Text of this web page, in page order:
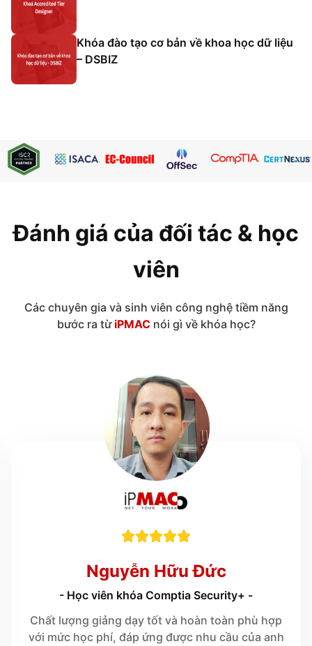
Khóa đào tạo cơ bản về khoa học dữ liệu
– DSBIZ
Đánh giá của đối tác & học
viên
Các chuyên gia và sinh viên công nghệ tiềm năng
bước ra từ iPMACnói gì về khóa học?

Nguyễn Hữu Đức
- Học viên khóa Comptia Security+ -
Chất lượng giảng dạy tốt và hoàn toàn phù hợp
với mức học phí, đáp ứng được nhu cầu của anh